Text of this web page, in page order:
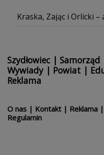
Kraska, Zając i Orlicki –
Szydłowiec | Samorząd
Wywiady| Powiat |
Reklama
O nas | Kontakt | Reklama |
Regulamin